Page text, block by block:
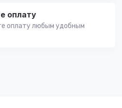
оплату
оплату любым удобным